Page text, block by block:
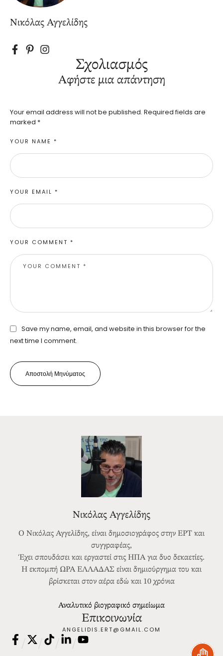
Νικόλας Αγγελίδης
Σχολιασμός
Αφήστε μια απάντηση
Your email address will not be published. Required fields are
marked *
YOUR COMMENT *
YOUR NAME *
YOUR EMAIL *
Save my name, email, and website in this browser for the
next time I comment.
Αποστολή Μηνύματος
Νικόλας Αγγελίδης
Ο Νικόλας Αγγελίδης, είναι δημοσιογράφος στην ΕΡΤ και
συγγραφέας,
Έχει σπουδάσει και εργαστεί στις ΗΠΑ για δυο δεκαετίες.
Η εκπομπή ΩΡΑ ΕΛΛΑΔΑΣ είναι δημιούργημα του και
βρίσκεται στον αέρα εδώ και 10 χρόνια
Αναλυτικό βιογραφικό σημείωμα
Επικοινωνία
ANGELIDIS.ERT@GMAIL.COM